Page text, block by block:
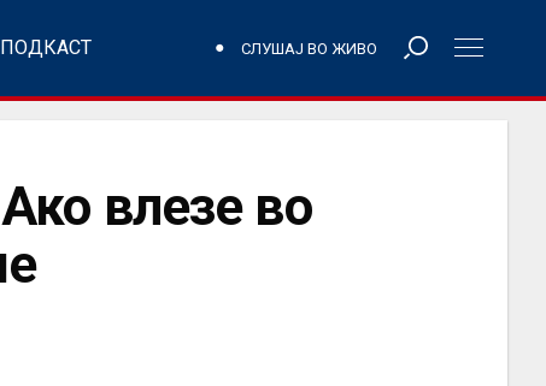
ПОДКАСТ СЛУШАЈ ВО ЖИВО
влезе во